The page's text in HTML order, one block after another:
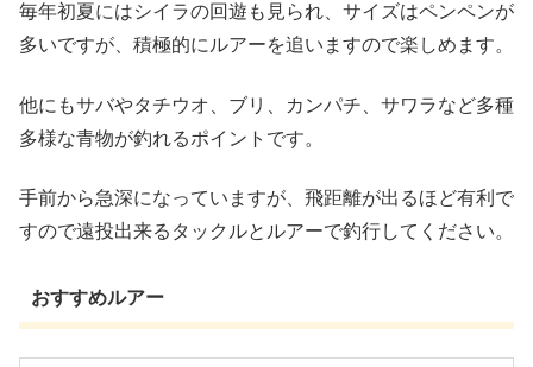
毎年初夏にはシイラの回遊も見られ、サイズはペンペンが
多いですが、積極的にルアーを追いますので楽しめます。
他にもサバやタチウオ、ブリ、カンパチ、サワラなど多種
多様な青物が釣れるポイントです。
手前から急深になっていますが、飛距離が出るほど有利で
すので遠投出来るタックルとルアーで釣行してください。
おすすめルアー